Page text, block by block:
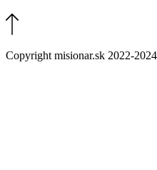
Copyright misionar.sk 2022-